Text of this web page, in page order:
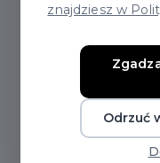
ROK
Jeszcze przez 2
mieszkańcy
zgłaszania
znajdziesz w
Odrzuć